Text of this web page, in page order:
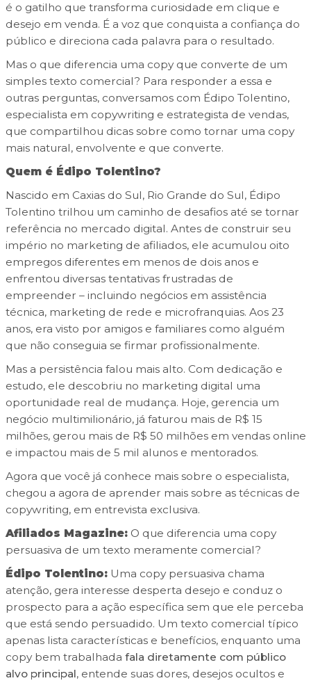
é o gatilho que transforma curiosidade em clique e
desejo em venda. É a voz que conquista a confiança do
público e direciona cada palavra para o resultado.
Mas o que diferencia uma copy que converte de um
simples texto comercial? Para responder a essa e
outras perguntas, conversamos com Édipo Tolentino,
especialista em copywriting e estrategista de vendas,
que compartilhou dicas sobre como tornar uma copy
mais natural, envolvente e que converte.
Quem é Édipo Tolentino?
Nascido em Caxias do Sul, Rio Grande do Sul, Édipo
Tolentino trilhou um caminho de desafios até se tornar
referência no mercado digital. Antes de construir seu
império no marketing de afiliados, ele acumulou oito
empregos diferentes em menos de dois anos e
enfrentou diversas tentativas frustradas de
empreender – incluindo negócios em assistência
técnica, marketing de rede e microfranquias. Aos 23
anos, era visto por amigos e familiares como alguém
que não conseguia se firmar profissionalmente.
Mas a persistência falou mais alto. Com dedicação e
estudo, ele descobriu no marketing digital uma
oportunidade real de mudança. Hoje, gerencia um
negócio multimilionário, já faturou mais de R$ 15
milhões, gerou mais de R$ 50 milhões em vendas online
e impactou mais de 5 mil alunos e mentorados.
Agora que você já conhece mais sobre o especialista,
chegou a agora de aprender mais sobre as técnicas de
copywriting, em entrevista exclusiva.
Afiliados Magazine: O que diferencia uma copy
persuasiva de um texto meramente comercial?
Édipo Tolentino:Uma copy persuasiva chama
atenção, gera interesse desperta desejo e conduz o
prospecto para a ação específica sem que ele perceba
que está sendo persuadido. Um texto comercial típico
apenas lista características e benefícios, enquanto uma
copy bem trabalhada fala diretamente com público
alvo principal, entende suas dores, desejos ocultos e